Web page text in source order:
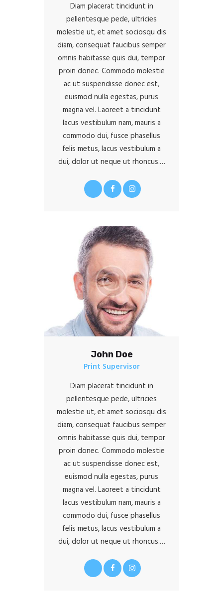
Diam placerat tincidunt in
pellentesque pede, ultricies
molestie ut, et amet sociosqu dis
diam, consequat faucibus semper
omnis habitasse quis dui, tempor
proin donec. Commodo molestie
ac ut suspendisse donec est,
euismod nulla egestas, purus
magna vel. Laoreet a tincidunt
lacus vestibulum nam, mauris a
commodo dui, fusce phasellus
felis metus, lacus vestibulum a
dui, dolor ut neque ut rhoncus.…
John Doe
Print Supervisor
Diam placerat tincidunt in
pellentesque pede, ultricies
molestie ut, et amet sociosqu dis
diam, consequat faucibus semper
omnis habitasse quis dui, tempor
proin donec. Commodo molestie
ac ut suspendisse donec est,
euismod nulla egestas, purus
magna vel. Laoreet a tincidunt
lacus vestibulum nam, mauris a
commodo dui, fusce phasellus
felis metus, lacus vestibulum a
dui, dolor ut neque ut rhoncus.…